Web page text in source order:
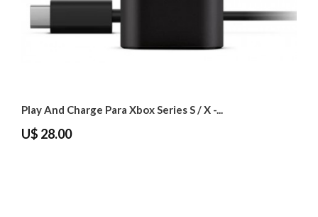
Play And Charge Para Xbox Series S / X -...
U$ 28.00